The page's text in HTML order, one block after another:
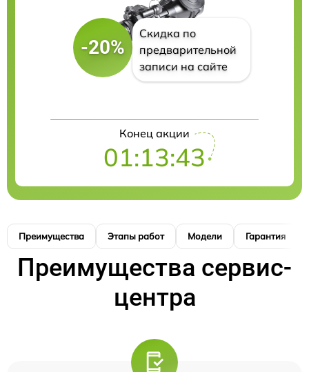
-20%
Скидка по
предварительной
записи на сайте
Конец акции
01:13:42
Преимущества Этапы работ Модели Гарантия
Преимущества сервис-
центра